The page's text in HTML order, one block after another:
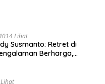
Lihat
Susmanto: Retret di
Berharga,